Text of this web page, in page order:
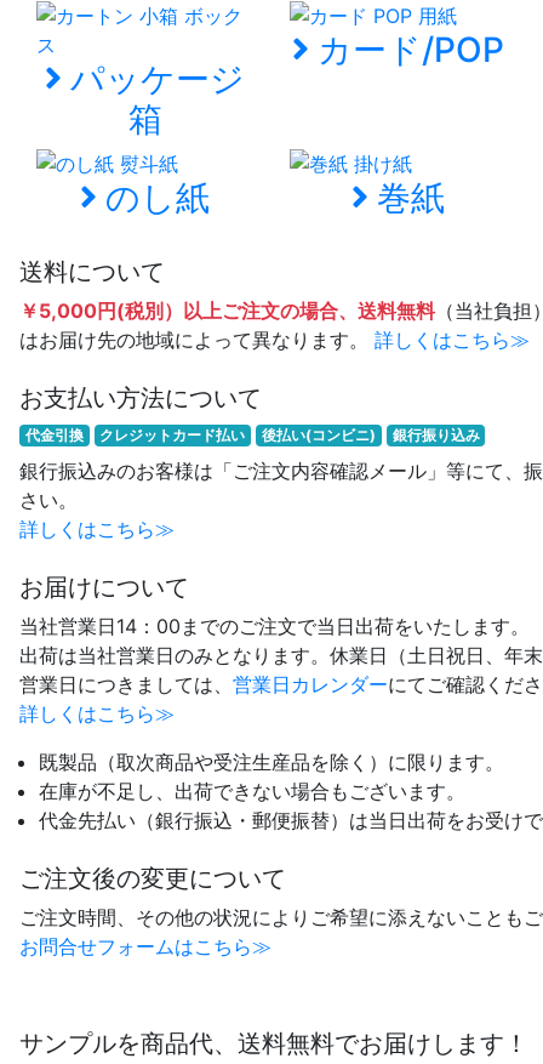
パッケージ
箱
カード/POP
のし紙 巻紙
送料について
￥5,000円(税別）以上ご注文の場合、送料無料（当社負担
はお届け先の地域によって異なります。
詳しくはこちら≫
お支払い方法について
代金引換 クレジットカード払い 後払い(コンビニ) 銀行振り込み
銀行振込みのお客様は「ご注文内容確認メール」等にて、
さい。
詳しくはこちら≫
お届けについて
当社営業日14：00までのご注文で当日出荷をいたします。
出荷は当社営業日のみとなります。休業日（土日祝日、年
営業日につきましては、 営業日カレンダーにてご確認くだ
詳しくはこちら≫
既製品（取次商品や受注生産品を除く）に限ります。
在庫が不足し、出荷できない場合もございます。
代金先払い（銀行振込・郵便振替）は当日出荷をお受け
ご注文後の変更について
ご注文時間、その他の状況によりご希望に添えないことも
お問合せフォームはこちら≫
サンプルを商品代、送料無料でお届けします！